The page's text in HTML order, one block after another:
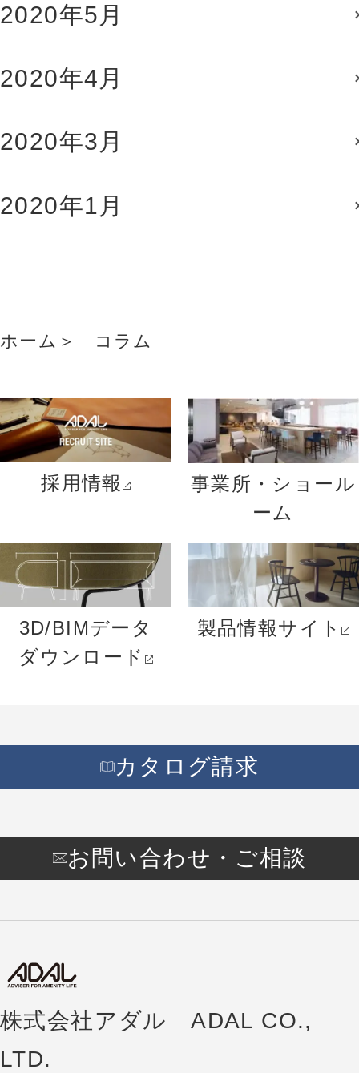
2020年5月
2020年4月
2020年3月
2020年1月
ホーム コラム
採用情報
事業所・ショール
ーム
3D/BIMデータ
ダウンロード
製品情報サイト
カタログ請求
お問い合わせ・ご相談
株式会社アダル ADAL CO.,
LTD.